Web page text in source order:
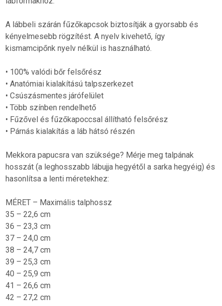
A lábbeli szárán fűzőkapcsok biztosítják a gyorsabb és
kényelmesebb rögzítést. A nyelv kivehető, így
kismamcipőnk nyelv nélkül is használható.
• 100% valódi bőr felsőrész
• Anatómiai kialakítású talpszerkezet
• Csúszásmentes járófelület
• Több színben rendelhető
• Fűzővel és fűzőkapoccsal állítható felsőrész
• Párnás kialakítás a láb hátsó részén
Mekkora papucsra van szüksége? Mérje meg talpának
hosszát (a leghosszabb lábujja hegyétől a sarka hegyéig) és
hasonlítsa a lenti méretekhez:
MÉRET – Maximális talphossz
35 – 22,6 cm
36 – 23,3 cm
37 – 24,0 cm
38 – 24,7 cm
39 – 25,3 cm
40 – 25,9 cm
41 – 26,6 cm
42 – 27,2 cm